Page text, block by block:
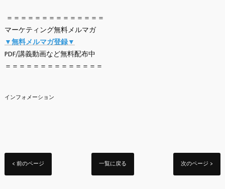
＝＝＝＝＝＝＝＝＝＝＝＝＝＝
マーケティング無料メルマガ
▼無料メルマガ登録▼
PDF/講義動画など無料配布中
＝＝＝＝＝＝＝＝＝＝＝＝＝＝
インフォメーション
< 前のページ 一覧に戻る 次のページ >